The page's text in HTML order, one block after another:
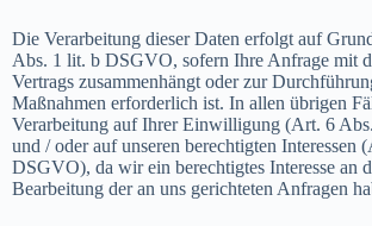
Die Verarbeitung dieser Daten erfolgt auf
Abs. 1 lit. b DSGVO, sofern Ihre Anfrage mit
Vertrags zusammenhängt oder zur
Maßnahmen erforderlich ist. In allen übrigen
Verarbeitung auf Ihrer Einwilligung (Art. 6
und / oder auf unseren berechtigten Interessen
DSGVO), da wir ein berechtigtes Interesse an
Bearbeitung der an uns gerichteten Anfragen